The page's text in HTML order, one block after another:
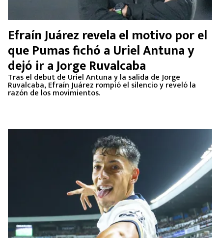
Efraín Juárez revela el motivo por el
que Pumas fichó a Uriel Antuna y
dejó ir a Jorge Ruvalcaba
Tras el debut de Uriel Antuna y la salida de Jorge
Ruvalcaba, Efraín Juárez rompió el silencio y reveló la
razón de los movimientos.